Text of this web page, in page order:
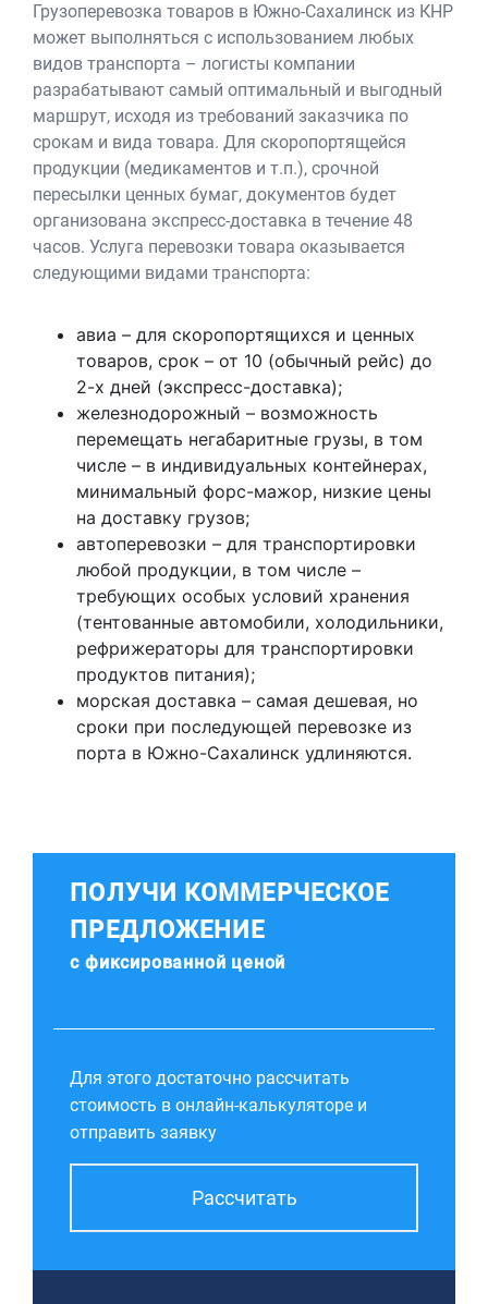
Грузоперевозка товаров в Южно-Сахалинск из КНР
может выполняться с использованием любых
видов транспорта – логисты компании
разрабатывают самый оптимальный и выгодный
маршрут, исходя из требований заказчика по
срокам и вида товара. Для скоропортящейся
продукции (медикаментов и т.п.), срочной
пересылки ценных бумаг, документов будет
организована экспресс-доставка в течение 48
часов. Услуга перевозки товара оказывается
следующими видами транспорта:
авиа – для скоропортящихся и ценных
товаров, срок – от 10 (обычный рейс) до
2-х дней (экспресс-доставка);
железнодорожный – возможность
перемещать негабаритные грузы, в том
числе – в индивидуальных контейнерах,
минимальный форс-мажор, низкие цены
на доставку грузов;
автоперевозки – для транспортировки
любой продукции, в том числе –
требующих особых условий хранения
(тентованные автомобили, холодильники,
рефрижераторы для транспортировки
продуктов питания);
морская доставка – самая дешевая, но
сроки при последующей перевозке из
порта в Южно-Сахалинск удлиняются.
ПОЛУЧИ КОММЕРЧЕСКОЕ
ПРЕДЛОЖЕНИЕ
с фиксированной ценой
Для этого достаточно рассчитать
стоимость в онлайн-калькуляторе и
отправить заявку
Рассчитать